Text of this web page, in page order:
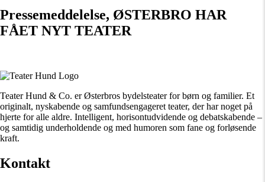
Pressemeddelelse, ØSTERBRO HAR
FÅET NYT TEATER
Teater Hund & Co. er Østerbros bydelsteater for børn og familier. Et
originalt, nyskabende og samfundsengageret teater, der har noget på
hjerte for alle aldre. Intelligent, horisontudvidende og debatskabende –
og samtidig underholdende og med humoren som fane og forløsende
kraft.
Kontakt